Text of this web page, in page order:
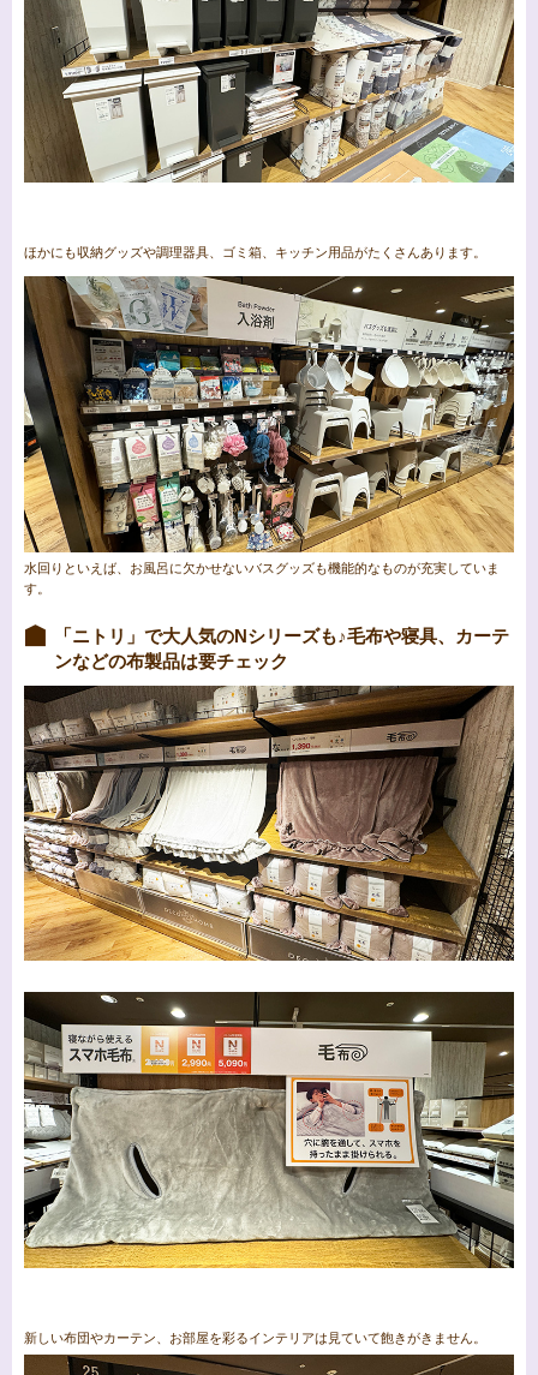
ほかにも収納グッズや調理器具、ゴミ箱、キッチン用品がたくさんあります。
水回りといえば、お風呂に欠かせないバスグッズも機能的なものが充実していま
す。
「ニトリ」で大人気のNシリーズも♪毛布や寝具、カーテ
ンなどの布製品は要チェック
新しい布団やカーテン、お部屋を彩るインテリアは見ていて飽きがきません。